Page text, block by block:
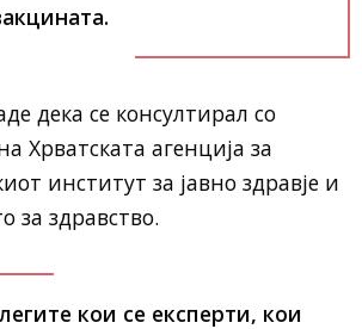
дека се консултирал со
Хрватската агенција за
институт за јавно здравје и
за здравство.
кои се експерти, кои